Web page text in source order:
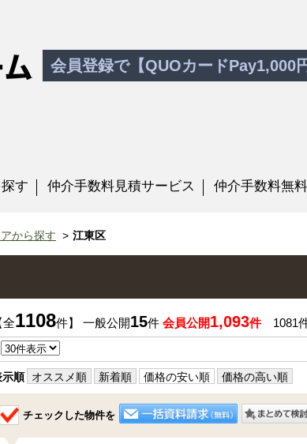
会員登録で【QUOカードPay1,000
す 仲介手数料見積サービス 仲介手数料無
から探す 江東区
全1108件】 一般公開15件 会員公開1,093件1081件
示順 オススメ順 新着順 価格の安い順 価格の高い順
チェックした物件を